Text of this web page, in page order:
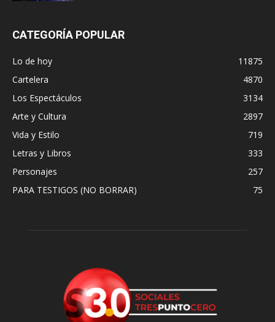
CATEGORÍA POPULAR
Lo de hoy
11875
Cartelera
4870
Los Espectáculos
3134
Arte y Cultura
2897
Vida y Estilo
719
Letras y Libros
333
Personajes
257
PARA TESTIGOS (NO BORRAR)
75